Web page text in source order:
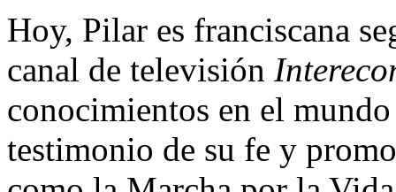
Hoy, Pilar es franciscana
canal de televisión
conocimientos en el
testimonio de su fe y